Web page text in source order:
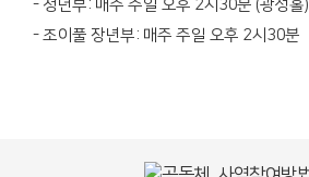
- 청년부: 매주 주일 오후 2시30분 (광성홀)
- 조이풀 장년부: 매주 주일 오후 2시30분